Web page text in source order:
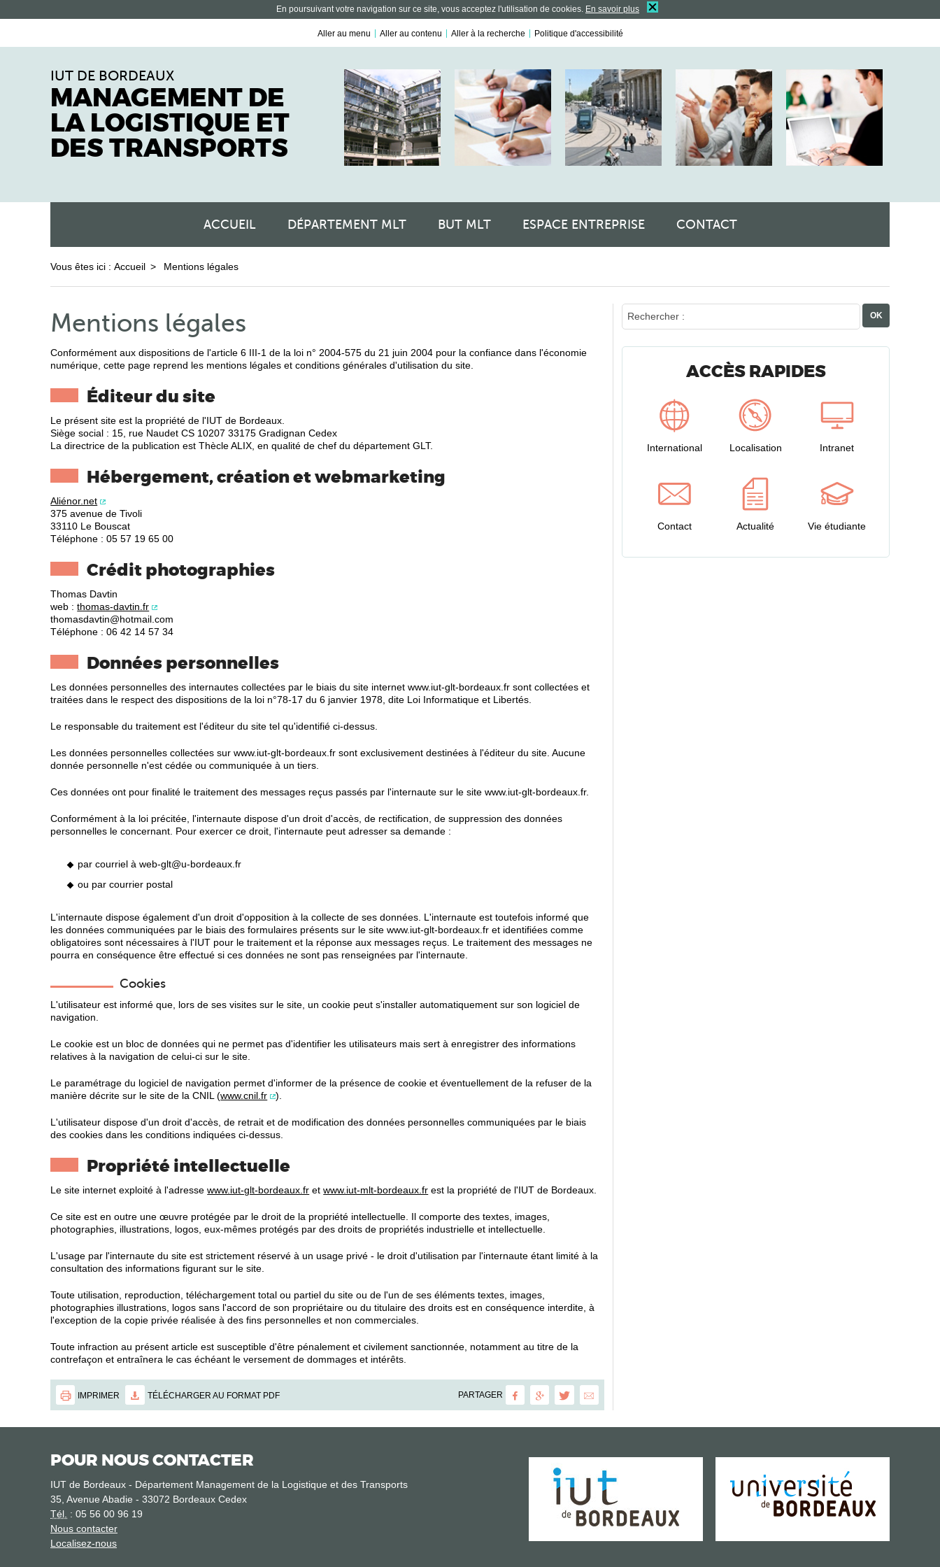
En poursuivant votre navigation sur ce site, vous acceptez l'utilisation de cookies. En savoir plus
Aller au menu Aller au contenu Aller à la recherche Politique d'accessibilité
IUT DE BORDEAUX
MANAGEMENT DE
LA LOGISTIQUE ET
DES TRANSPORTS
ACCUEIL DÉPARTEMENT MLT BUT MLT ESPACE ENTREPRISE CONTACT
Vous êtes ici : Accueil Mentions légales
Mentions légales
Conformément aux dispositions de l'article 6 III-1 de la loi n° 2004-575 du 21 juin 2004 pour la confiance dans l'économie
numérique, cette page reprend les mentions légales et conditions générales d'utilisation du site.
Éditeur du site
Le présent site est la propriété de l'IUT de Bordeaux.
Siège social : 15, rue Naudet CS 10207 33175 Gradignan Cedex
La directrice de la publication est Thècle ALIX, en qualité de chef du département GLT.
Hébergement, création et webmarketing
Aliénor.net
375 avenue de Tivoli
33110 Le Bouscat
Téléphone : 05 57 19 65 00
Crédit photographies
Thomas Davtin
web :thomas-davtin.fr
thomasdavtin@hotmail.com
Téléphone : 06 42 14 57 34
Données personnelles
Les données personnelles des internautes collectées par le biais du site internet www.iut-glt-bordeaux.fr sont collectées et
traitées dans le respect des dispositions de la loi n°78-17 du 6 janvier 1978, dite Loi Informatique et Libertés.
Le responsable du traitement est l'éditeur du site tel qu'identifié ci-dessus.
Les données personnelles collectées sur www.iut-glt-bordeaux.fr sont exclusivement destinées à l'éditeur du site. Aucune
donnée personnelle n'est cédée ou communiquée à un tiers.
Ces données ont pour finalité le traitement des messages reçus passés par l'internaute sur le site www.iut-glt-bordeaux.fr.
Conformément à la loi précitée, l'internaute dispose d'un droit d'accès, de rectification, de suppression des données
personnelles le concernant. Pour exercer ce droit, l'internaute peut adresser sa demande :
par courriel à web-glt@u-bordeaux.fr
ou par courrier postal
L'internaute dispose également d'un droit d'opposition à la collecte de ses données. L'internaute est toutefois informé que
les données communiquées par le biais des formulaires présents sur le site www.iut-glt-bordeaux.fr et identifiées comme
obligatoires sont nécessaires à l'IUT pour le traitement et la réponse aux messages reçus. Le traitement des messages ne
pourra en conséquence être effectué si ces données ne sont pas renseignées par l'internaute.
Cookies
L'utilisateur est informé que, lors de ses visites sur le site, un cookie peut s'installer automatiquement sur son logiciel de
navigation.
Le cookie est un bloc de données qui ne permet pas d'identifier les utilisateurs mais sert à enregistrer des informations
relatives à la navigation de celui-ci sur le site.
Le paramétrage du logiciel de navigation permet d'informer de la présence de cookie et éventuellement de la refuser de la
manière décrite sur le site de la CNIL (www.cnil.fr ).
L'utilisateur dispose d'un droit d'accès, de retrait et de modification des données personnelles communiquées par le biais
des cookies dans les conditions indiquées ci-dessus.
Propriété intellectuelle
Le site internet exploité à l'adressewww.iut-glt-bordeaux.fr etwww.iut-mlt-bordeaux.fr est la propriété de l'IUT de Bordeaux.
Ce site est en outre une œuvre protégée par le droit de la propriété intellectuelle. Il comporte des textes, images,
photographies, illustrations, logos, eux-mêmes protégés par des droits de propriétés industrielle et intellectuelle.
L'usage par l'internaute du site est strictement réservé à un usage privé - le droit d'utilisation par l'internaute étant limité à la
consultation des informations figurant sur le site.
Toute utilisation, reproduction, téléchargement total ou partiel du site ou de l'un de ses éléments textes, images,
photographies illustrations, logos sans l'accord de son propriétaire ou du titulaire des droits est en conséquence interdite, à
l'exception de la copie privée réalisée à des fins personnelles et non commerciales.
Toute infraction au présent article est susceptible d'être pénalement et civilement sanctionnée, notamment au titre de la
contrefaçon et entraînera le cas échéant le versement de dommages et intérêts.
IMPRIMER TÉLÉCHARGER AU FORMAT PDF PARTAGER
Rechercher :
ACCÈS RAPIDES
International Localisation Intranet
Contact Actualité Vie étudiante
POUR NOUS CONTACTER
IUT de Bordeaux - Département Management de la Logistique et des Transports
35, Avenue Abadie - 33072 Bordeaux Cedex
Tél. : 05 56 00 96 19
Nous contacter
Localisez-nous